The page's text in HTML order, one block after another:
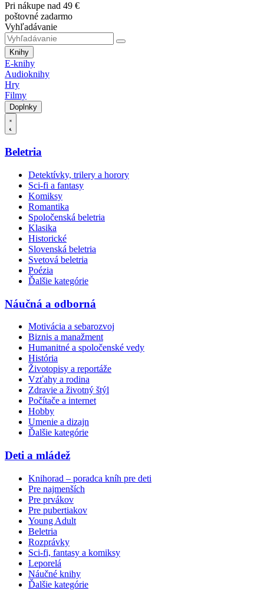
Pri nákupe nad 49 €
poštovné zadarmo
Vyhľadávanie
Knihy
E-knihy
Audioknihy
Hry
Filmy
Doplnky
Beletria
Detektívky, trilery a horory
Sci-fi a fantasy
Komiksy
Romantika
Spoločenská beletria
Klasika
Historické
Slovenská beletria
Svetová beletria
Poézia
Ďalšie kategórie
Náučná a odborná
Motivácia a sebarozvoj
Biznis a manažment
Humanitné a spoločenské vedy
História
Životopisy a reportáže
Vzťahy a rodina
Zdravie a životný štýl
Počítače a internet
Hobby
Umenie a dizajn
Ďalšie kategórie
Deti a mládež
Knihorad – poradca kníh pre deti
Pre najmenších
Pre prvákov
Pre pubertiakov
Young Adult
Beletria
Rozprávky
Sci-fi, fantasy a komiksy
Leporelá
Náučné knihy
Ďalšie kategórie